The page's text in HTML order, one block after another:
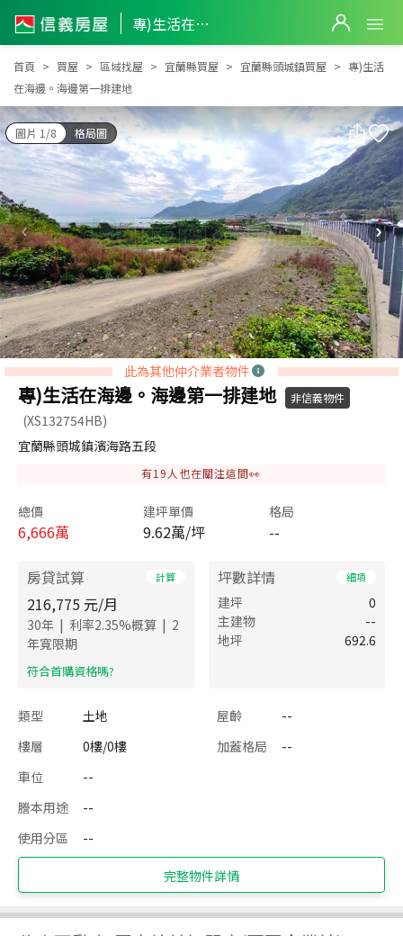
專)生活在海邊。海邊第一排建地
專)生活在海邊。海邊第一排建地
首頁 買屋 區域找屋 宜蘭縣買屋 宜蘭縣頭城鎮買屋
專)生活
在海邊。海邊第一排建地
圖片 1/8 格局圖
此為其他仲介業者物件
專)生活在海邊。海邊第一排建地 非信義物件
(XS132754HB)
宜蘭縣頭城鎮濱海路五段
有19 人也在關注這間👀
總價
6,666萬
建坪單價
9.62萬/坪
格局
--
房貸試算 計算
216,775 元/月
30年 | 利率2.35%概算 | 2
年寬限期
​符合首購資格嗎?
坪數詳情 細項
建坪
0
主建物
--
地坪
692.6
類型 土地 屋齡
--
樓層
0樓/0樓 加蓋格局
--
車位
--
謄本用途
--
使用分區
--
完整物件詳情